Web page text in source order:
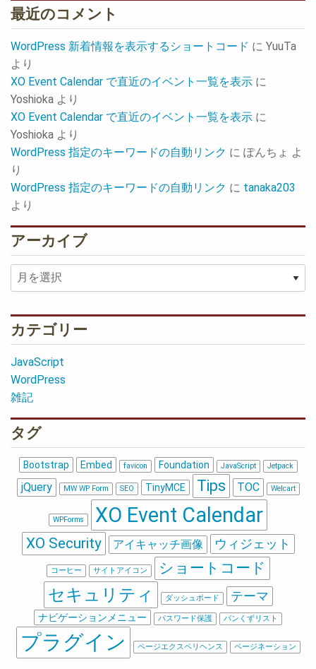
最近のコメント
WordPress 新着情報を表示するショートコード に YuuTa
より
XO Event Calendar で直近のイベント一覧を表示 に
Yoshioka より
XO Event Calendar で直近のイベント一覧を表示 に
Yoshioka より
WordPress 指定のキーワードの自動リンク に ぽんちょ よ
り
WordPress 指定のキーワードの自動リンク に tanaka203
より
アーカイブ
ー
イ
ブ
カテゴリー
JavaScript
WordPress
雑記
タグ
Bootstrap Embed favicon Foundation JavaScript Jetpack
jQuery MW WP Form SEO TinyMCE Tips TOC Welcart
WPForms XO Event Calendar
XO Security アイキャッチ画像 ウィジェット
コーヒー サイトアイコン ショートコード
セキュリティ ダッシュボード テーマ
ナビゲーションメニュー パスワード保護 パンくずリスト
プラグイン ページエクスペリヘンス ページネーション